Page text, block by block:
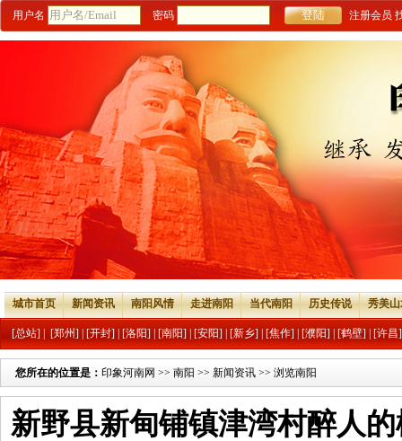
用户名 密码 注册会员
城市首页 新闻资讯 南阳风情 走进南阳 当代南阳 历史传说 秀美
[总站] [郑州] [开封] [洛阳] [南阳] [安阳] [新乡] [焦作] [濮阳] [鹤壁] [许昌]
您所在的位置是： 印象河南网 >> 南阳 >> 新闻资讯 >> 浏览南阳
新野县新甸铺镇津湾村醉人